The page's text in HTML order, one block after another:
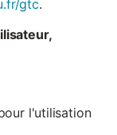
gtc.
l'utilisation